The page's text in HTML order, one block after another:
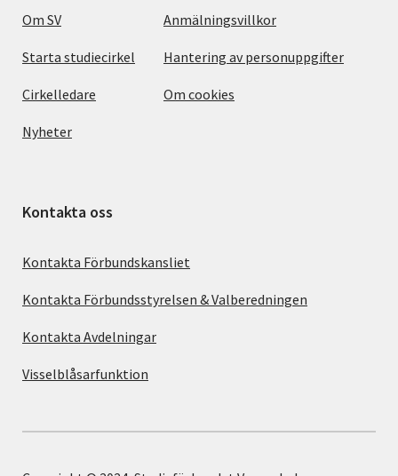
Om SV
Starta studiecirkel
Cirkelledare
Nyheter
Anmälningsvillkor
Hantering av personuppgifter
Om cookies
Kontakta oss
Kontakta Förbundskansliet
Kontakta Förbundsstyrelsen & Valberedningen
Kontakta Avdelningar
Visselblåsarfunktion